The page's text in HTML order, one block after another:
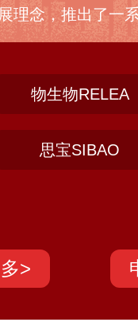
理念，推出了一
一流的匠心工
物生物RELEA
思宝SIBAO
>